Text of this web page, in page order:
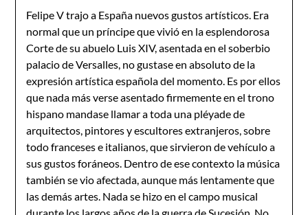
Felipe V trajo a España nuevos gustos artísticos. Era
normal que un príncipe que vivió en la esplendorosa
Corte de su abuelo Luis XIV, asentada en el soberbio
palacio de Versalles, no gustase en absoluto de la
expresión artística española del momento. Es por ellos
que nada más verse asentado firmemente en el trono
hispano mandase llamar a toda una pléyade de
arquitectos, pintores y escultores extranjeros, sobre
todo franceses e italianos, que sirvieron de vehículo a
sus gustos foráneos. Dentro de ese contexto la música
también se vio afectada, aunque más lentamente que
las demás artes. Nada se hizo en el campo musical